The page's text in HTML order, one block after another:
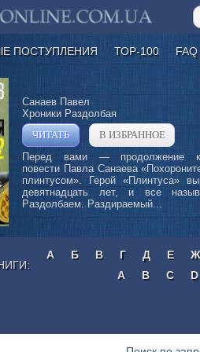
ПОСТУПЛЕНИЯ ТОР-100 FAQ
Санаев Павел
Хроники Раздолбая
ЧИТАТЬ
В ИЗБРАННОЕ
Перед вами — продолжение
повести Павла Санаева
плинтусом». Герой «Плинтуса»
девятнадцать лет, и все
Раздолбаем. Раздираемый...
А Б В Г Д Е
Ж
A
B C D